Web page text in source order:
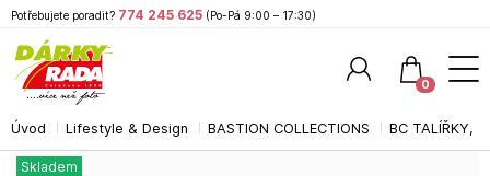
Úvod Lifestyle & Design BASTION COLLECTIONS BC TALÍŘKY,
Skladem
Potřebujete poradit? 774 245 625 (Po-Pá 9:00 – 17:30)
0